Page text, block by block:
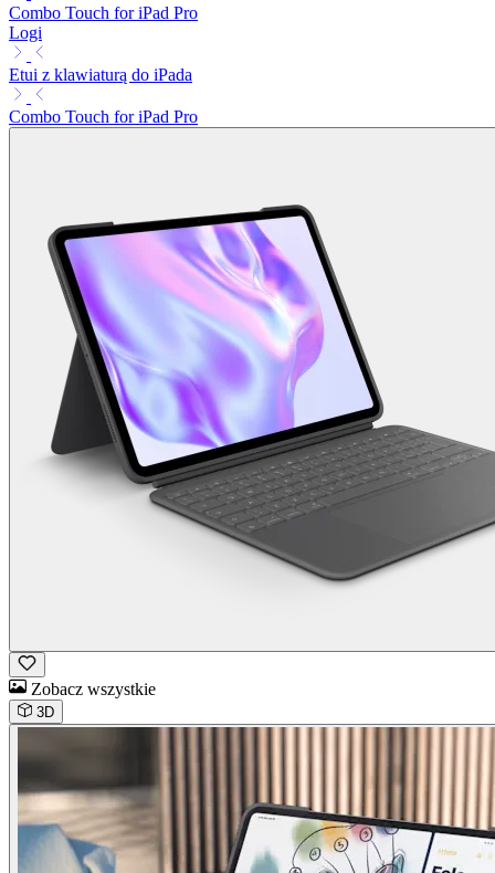
Combo Touch for iPad Pro
Logi
Etui z klawiaturą do iPada
Combo Touch for iPad Pro
Zobacz wszystkie
3D